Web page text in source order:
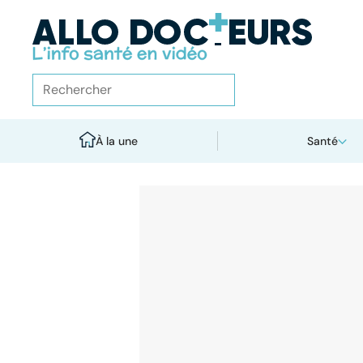
À la une Santé